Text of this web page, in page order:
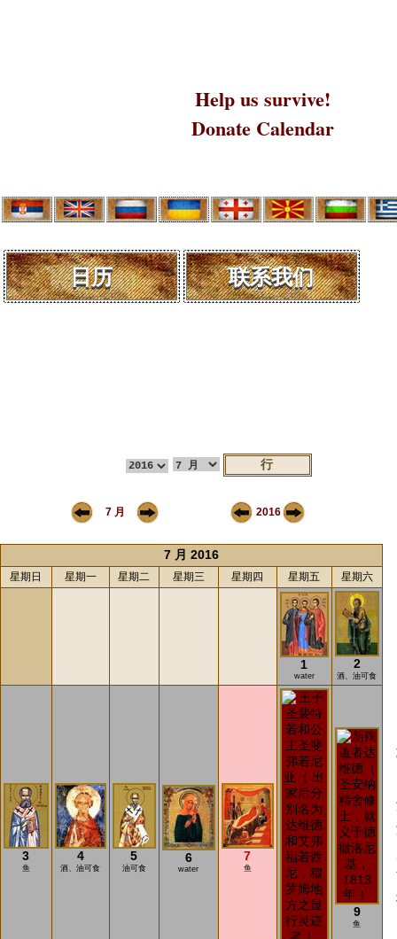
Help us survive!
Donate Calendar
日历 联系我们
7 月 2016
7 月 2016
星期日 星期一 星期二 星期三 星期四 星期五 星期六
1
water
2
酒、油可食
3
鱼
4
酒、油可食
5
油可食
6
water
7
鱼
9
鱼